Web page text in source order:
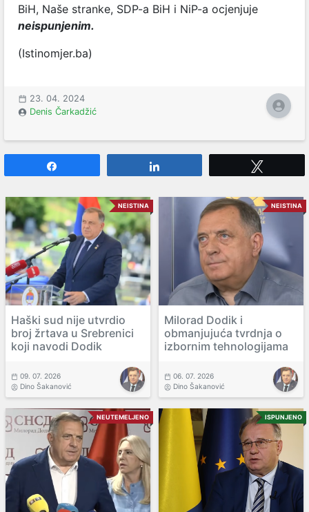
BiH, Naše stranke, SDP-a BiH i NiP-a ocjenjuje
neispunjenim.
(Istinomjer.ba)
23. 04. 2024
Denis Čarkadžić
NEISTINA
Haški sud nije utvrdio
broj žrtava u Srebrenici
koji navodi Dodik
09. 07. 2026
Dino Šakanović
NEISTINA
Milorad Dodik i
obmanjujuća tvrdnja o
izbornim tehnologijama
06. 07. 2026
Dino Šakanović
NEUTEMELJENO ISPUNJENO